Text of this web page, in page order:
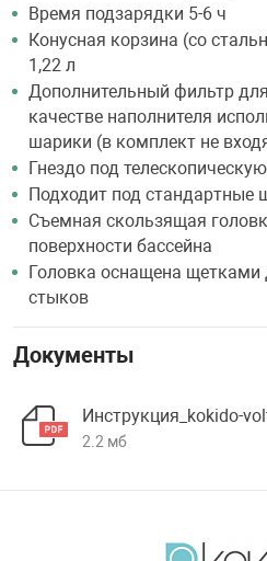
Время подзарядки 5-6 ч
Конусная корзина (со
1,22 л
Дополнительный фильтр
качестве наполнителя
шарики (в комплект не
Гнездо под
Подходит под
Съемная скользящая
поверхности бассейна
Головка оснащена щетками
стыков
Документы
Инструкция_kokido-
2.2 мб